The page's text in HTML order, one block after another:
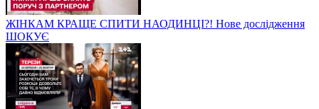
ЖІНКАМ КРАЩЕ СПИТИ НАОДИНЦІ?! Нове дослідження
ШОКУЄ